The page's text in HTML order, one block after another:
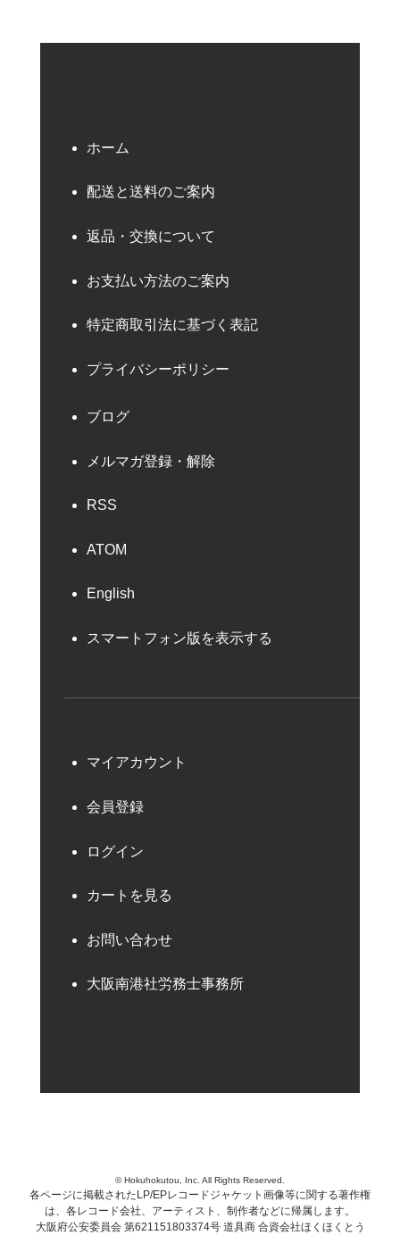
ホーム
配送と送料のご案内
返品・交換について
お支払い方法のご案内
特定商取引法に基づく表記
プライバシーポリシー
ブログ
メルマガ登録・解除
RSS
ATOM
English
スマートフォン版を表示する
マイアカウント
会員登録
ログイン
カートを見る
お問い合わせ
大阪南港社労務士事務所
© Hokuhokutou, Inc. All Rights Reserved.
各ページに掲載されたLP/EPレコードジャケット画像等に関する著作権
は、各レコード会社、アーティスト、制作者などに帰属します。
大阪府公安委員会 第621151803374号 道具商 合資会社ほくほくとう